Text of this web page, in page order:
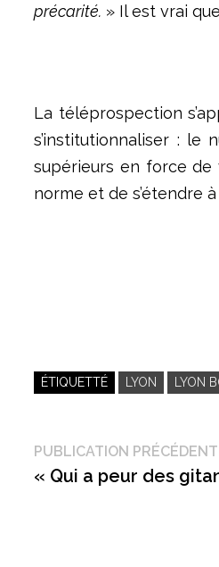
précarité. » Il est vrai
La téléprospection
s’institutionnaliser :
supérieurs en force de
norme et de s’étendre
ÉTIQUETTÉ LYON LYON
Navigation
de
PUBLICATION
« Qui a peur des